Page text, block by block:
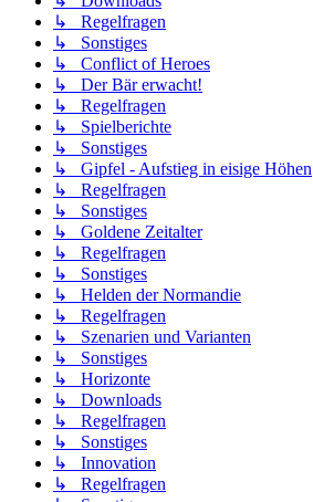
↳ Regelfragen
↳ Sonstiges
↳ Conflict of Heroes
↳ Der Bär erwacht!
↳ Regelfragen
↳ Spielberichte
↳ Sonstiges
↳ Gipfel - Aufstieg in eisige Höhen
↳ Regelfragen
↳ Sonstiges
↳ Goldene Zeitalter
↳ Regelfragen
↳ Sonstiges
↳ Helden der Normandie
↳ Regelfragen
↳ Szenarien und Varianten
↳ Sonstiges
↳ Horizonte
↳ Downloads
↳ Regelfragen
↳ Sonstiges
↳ Innovation
↳ Regelfragen